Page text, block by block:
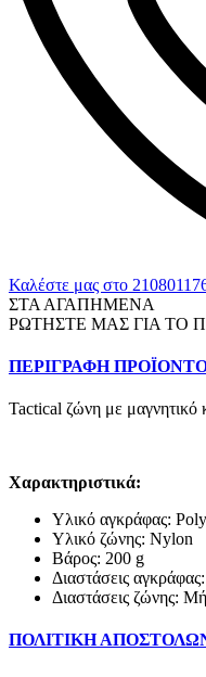
Καλέστε μας στο
ΣΤΑ ΑΓΑΠΗΜΕΝΑ
ΡΩΤΗΣΤΕ ΜΑΣ ΓΙΑ ΤΟ
ΠΕΡΙΓΡΑΦΗ
Tactical ζώνη με
Χαρακτηριστικά:
Υλικό αγκράφας:
Υλικό ζώνης: Nylon
Βάρος: 200 g
Διαστάσεις
Διαστάσεις ζώνης:
ΠΟΛΙΤΙΚΗ